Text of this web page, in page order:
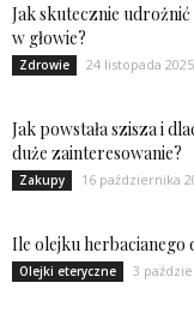
Jak skutecznie
w głowie?
Zdrowie 24 listopada 2025
Jak powstała szisza i
duże zainteresowanie?
Zakupy 16 października
Ile olejku herbacianego
Olejki eteryczne 3